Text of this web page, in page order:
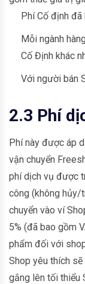
Phí Cố định
Mỗi ngành
Cố Định khác
Với người bán
2.3 Phí
Phí này được áp
vận chuyển
phí dịch vụ được
công (không hủy/
chuyển vào ví
5% (đã bao gồm
phẩm đối với
Shop yêu thích
gắng lên tối thiểu